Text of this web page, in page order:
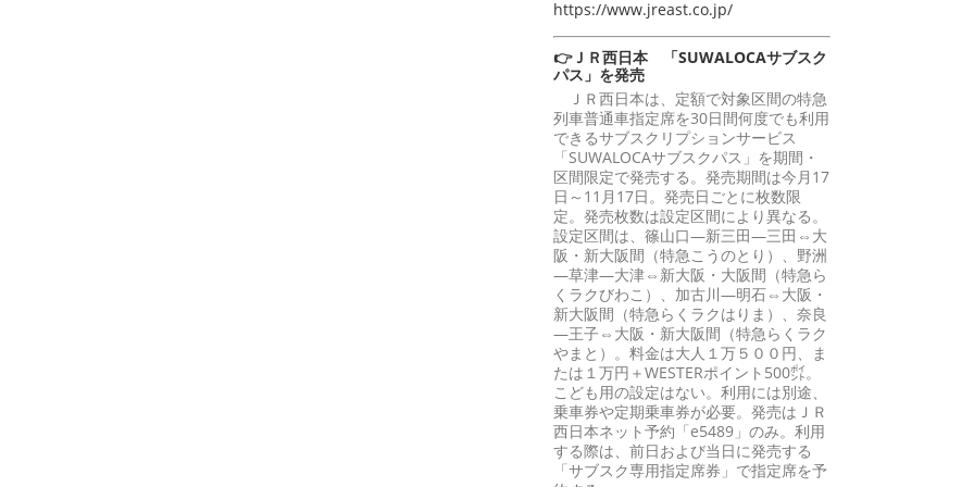
https://www.jreast.co.jp/
👉ＪＲ西日本 「SUWALOCAサブスク
パス」を発売
ＪＲ西日本は、定額で対象区間の特急
列車普通車指定席を30日間何度でも利用
できるサブスクリプションサービス
「SUWALOCAサブスクパス」を期間・
区間限定で発売する。発売期間は今月17
日～11月17日。発売日ごとに枚数限
定。発売枚数は設定区間により異なる。
設定区間は、篠山口―新三田―三田⇔大
阪・新大阪間（特急こうのとり）、野洲
―草津―大津⇔新大阪・大阪間（特急ら
くラクびわこ）、加古川―明石⇔大阪・
新大阪間（特急らくラクはりま）、奈良
―王子⇔大阪・新大阪間（特急らくラク
やまと）。料金は大人１万５００円、ま
たは１万円＋WESTERポイント500㌽。
こども用の設定はない。利用には別途、
乗車券や定期乗車券が必要。発売はＪＲ
西日本ネット予約「e5489」のみ。利用
する際は、前日および当日に発売する
「サブスク専用指定席券」で指定席を予